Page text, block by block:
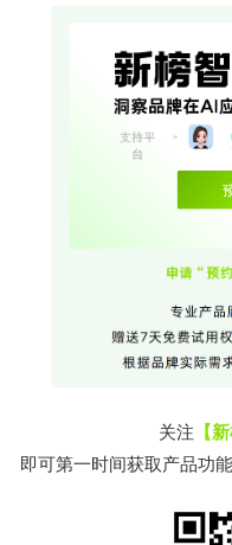
关注 【
即可第一时间获取产品功